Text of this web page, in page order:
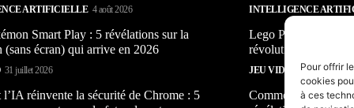
Pour offrir
cookies
à ces
ARTIFICIELLE 4 août 2026
Smart Play : 5 révélations sur la
(sans écran) qui arrive en 2026
31 juillet 2026
l’IA réinvente la sécurité de Chrome : 5
INTELLIGENCE
Lego Pokémon
révolution (sans
JEU VIDÉO 31 juillet 2026
Comment l’IA